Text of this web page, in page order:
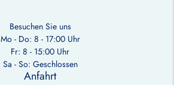
Besuchen Sie uns
Mo - Do: 8 - 17:00 Uhr
Fr: 8 - 15:00 Uhr
Sa - So: Geschlossen
Anfahrt